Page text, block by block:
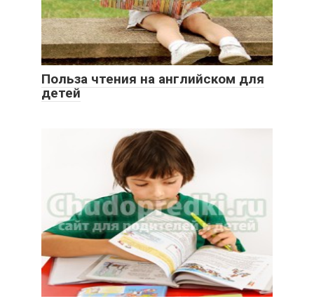
Польза чтения на английском для
детей